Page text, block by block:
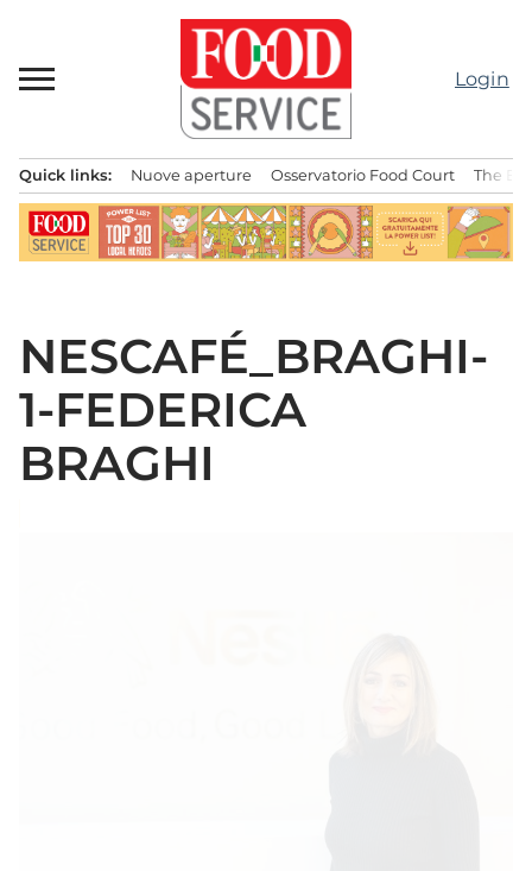
contenuto
Login
principale
Quick links: Nuove aperture Osservatorio Food Court The
NESCAFÉ_BRAGHI-
1-FEDERICA
BRAGHI